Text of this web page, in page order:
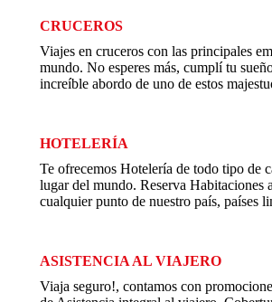
CRUCEROS
Viajes en cruceros con las principales
mundo. No esperes más, cumplí tu
increíble abordo de uno de estos
HOTELERÍA
Te ofrecemos Hotelería de todo tipo de
lugar del mundo. Reserva Habitaciones
cualquier punto de nuestro país, países
ASISTENCIA AL VIAJERO
Viaja seguro!, contamos con